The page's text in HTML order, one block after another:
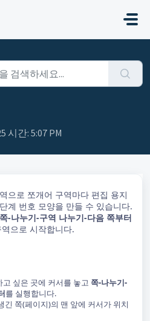
시간: 5:07 PM
으로 쪼개어 구역마다 편집 용지
계 번호 모양을 만들 수 있습니다.
쪽-나누기-구역 나누기-다음 쪽부터
으로 시작합니다.
싶은 곳에 커서를 놓고 쪽-나누기-
를 실행합니다.
긴 쪽(페이지)의 맨 앞에 커서가 위치